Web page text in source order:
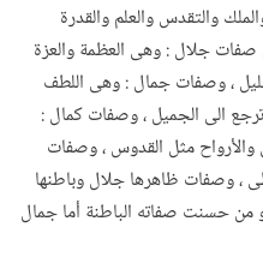
والتقدس والعلم والقدرة
صفات جلال : وهى العظمة والعزة
، وصفات جمال : وهى اللطف
ترجع الى الجميل ، وصفات كمال :
والأرواح مثل القدوس ، وصفات
، وصفات ظاهرها جلال وباطنها
من حسنت صفاته الباطنة أما جمال